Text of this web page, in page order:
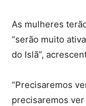
As mulheres
“serão muito
do Islã”,
“Precisaremos
precisaremos